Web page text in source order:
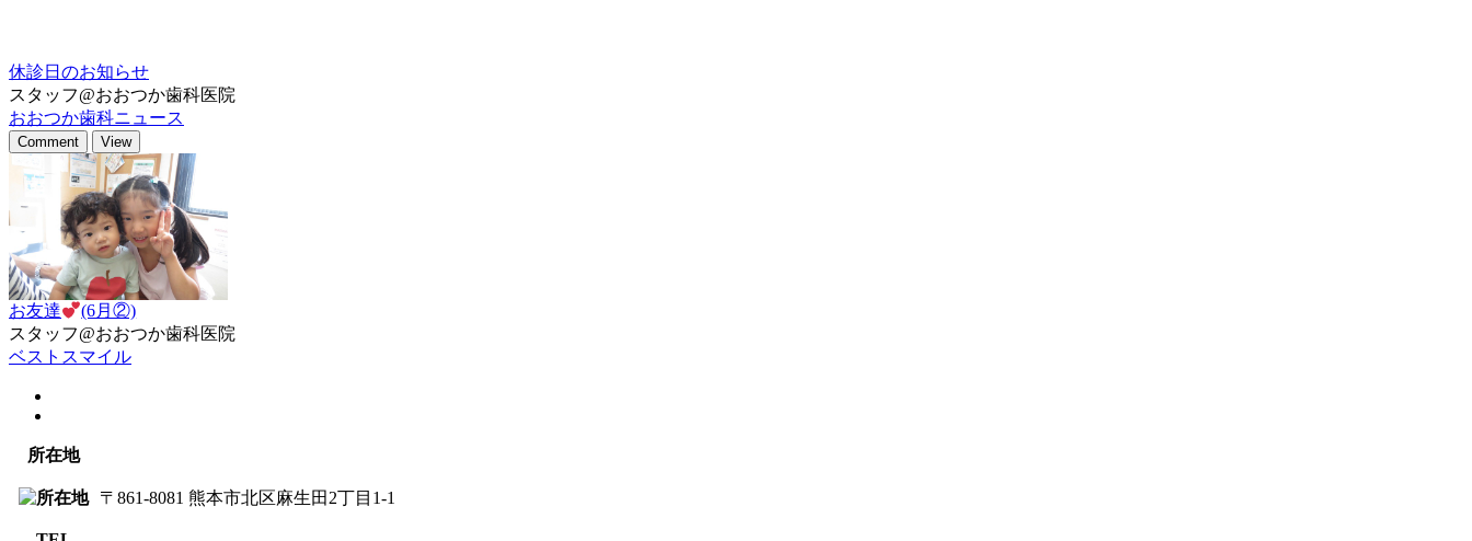
休診日のお知らせ
スタッフ@おおつか歯科医院
おおつか歯科ニュース
Comment View
お友達
(6月②)
スタッフ@おおつか歯科医院
ベストスマイル
所在地
〒861-8081 熊本市北区麻生田2丁目1-1